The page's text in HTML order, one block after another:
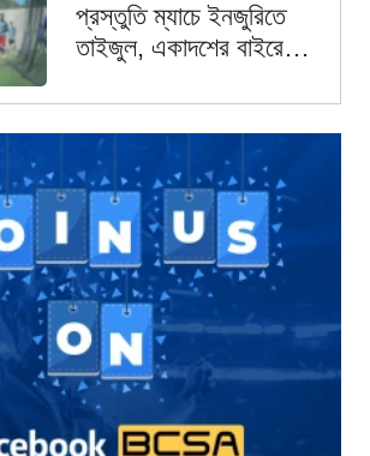
প্রস্তুতি ম্যাচে ইনজুরিতে
তাইজুল, একাদশের বাইরে